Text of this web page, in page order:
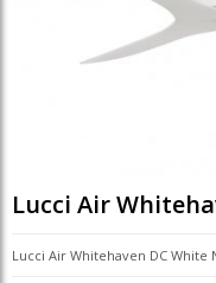
Lucci Air
Lucci Air Whitehaven DC White